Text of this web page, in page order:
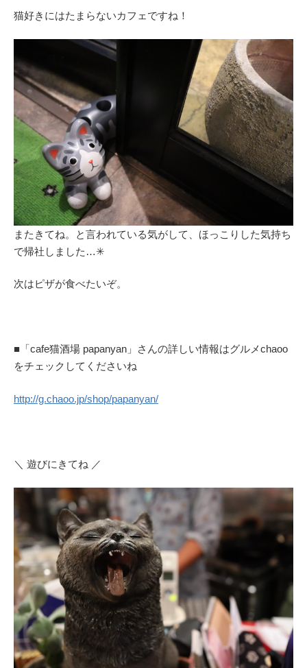
猫好きにはたまらないカフェですね！
またきてね。と言われている気がして、ほっこりした気持ち
で帰社しました…✳︎
次はピザが食べたいぞ。
■「cafe猫酒場 papanyan」さんの詳しい情報はグルメchaoo
をチェックしてくださいね
http://g.chaoo.jp/shop/papanyan/
＼ 遊びにきてね ／